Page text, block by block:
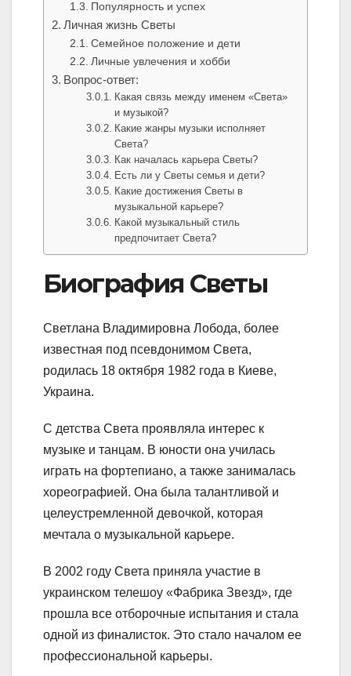
Популярность и успех
Личная жизнь Светы
Семейное положение и дети
Личные увлечения и хобби
Вопрос-ответ:
Какая связь между именем «Света»
и музыкой?
Какие жанры музыки исполняет
Света?
Как началась карьера Светы?
Есть ли у Светы семья и дети?
Какие достижения Светы в
музыкальной карьере?
Какой музыкальный стиль
предпочитает Света?
Биография Светы
Светлана Владимировна Лобода, более
известная под псевдонимом Света,
родилась 18 октября 1982 года в Киеве,
Украина.
С детства Света проявляла интерес к
музыке и танцам. В юности она училась
играть на фортепиано, а также занималась
хореографией. Она была талантливой и
целеустремленной девочкой, которая
мечтала о музыкальной карьере.
В 2002 году Света приняла участие в
украинском телешоу «Фабрика Звезд», где
прошла все отборочные испытания и стала
одной из финалисток. Это стало началом ее
профессиональной карьеры.